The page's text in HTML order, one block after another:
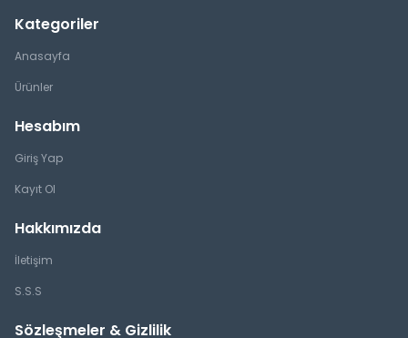
Kategoriler
Anasayfa
Ürünler
Hesabım
Giriş Yap
Kayıt Ol
Hakkımızda
İletişim
S.S.S
Sözleşmeler & Gizlilik